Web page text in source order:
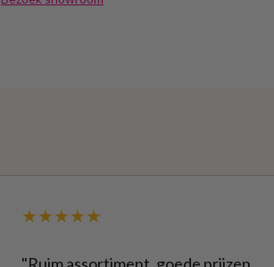
★★★★★